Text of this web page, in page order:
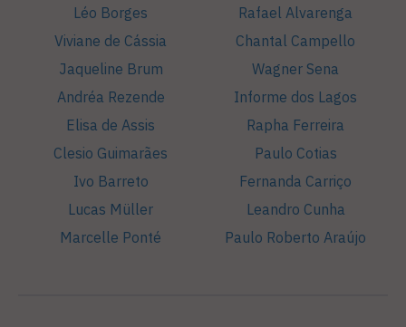
Léo Borges
Viviane de Cássia
Jaqueline Brum
Andréa Rezende
Elisa de Assis
Clesio Guimarães
Ivo Barreto
Lucas Müller
Marcelle Ponté
Rafael Alvarenga
Chantal Campello
Wagner Sena
Informe dos Lagos
Rapha Ferreira
Paulo Cotias
Fernanda Carriço
Leandro Cunha
Paulo Roberto Araújo